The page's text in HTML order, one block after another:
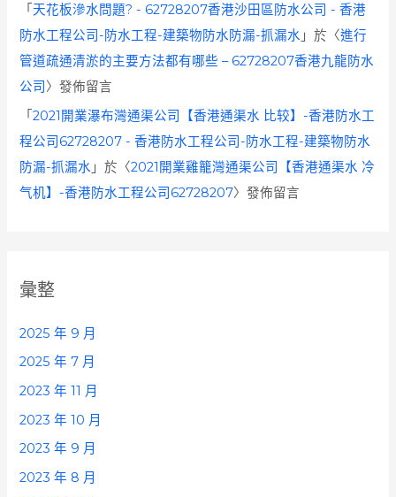
「 天花板滲水問題? - 62728207香港沙田區防水公司 - 香港
防水工程公司-防水工程-建築物防水防漏-抓漏水 」於〈進行
管道疏通清淤的主要方法都有哪些 – 62728207香港九龍防水
公司 〉發佈留言
「2021開業瀑布灣通渠公司【香港通渠水 比较】-香港防水工
程公司62728207 - 香港防水工程公司-防水工程-建築物防水
防漏-抓漏水 」於〈2021開業雞籠灣通渠公司【香港通渠水 冷
气机】-香港防水工程公司62728207〉發佈留言
彙整
2025 年 9 月
2025 年 7 月
2023 年 11 月
2023 年 10 月
2023 年 9 月
2023 年 8 月